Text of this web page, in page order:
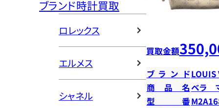
ブランド時計買取
ロレックス
エルメス
シャネル
買取金額
ブランドLOUIS
商品名ベラ
型番